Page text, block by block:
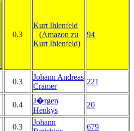
0.3
Kurt Ihlenfeld
(Amazon zu
Kurt Ihlenfeld)
94
0.3
Johann Andreas
Cramer
221
0.4
J�rgen
Henkys
20
0.3
Johann
679